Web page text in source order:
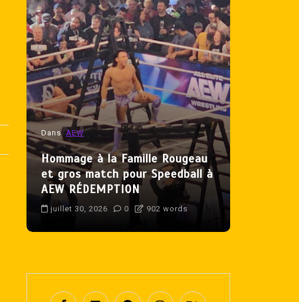
Dans AEW
Hommage à la Famille Rougeau
et gros match pour Speedball à
AEW RÉDEMPTION
juillet 30, 2026 0 902 words